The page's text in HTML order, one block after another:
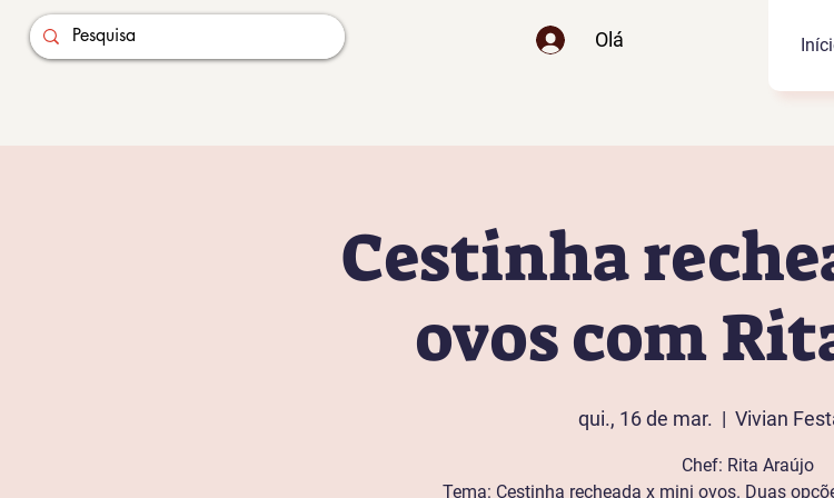
Olá
Cestinha
ovos com
qui., 16 de mar.
  |
Vivian
Chef: Rita Araújo
Tema: Cestinha recheada x mini ovos. Duas